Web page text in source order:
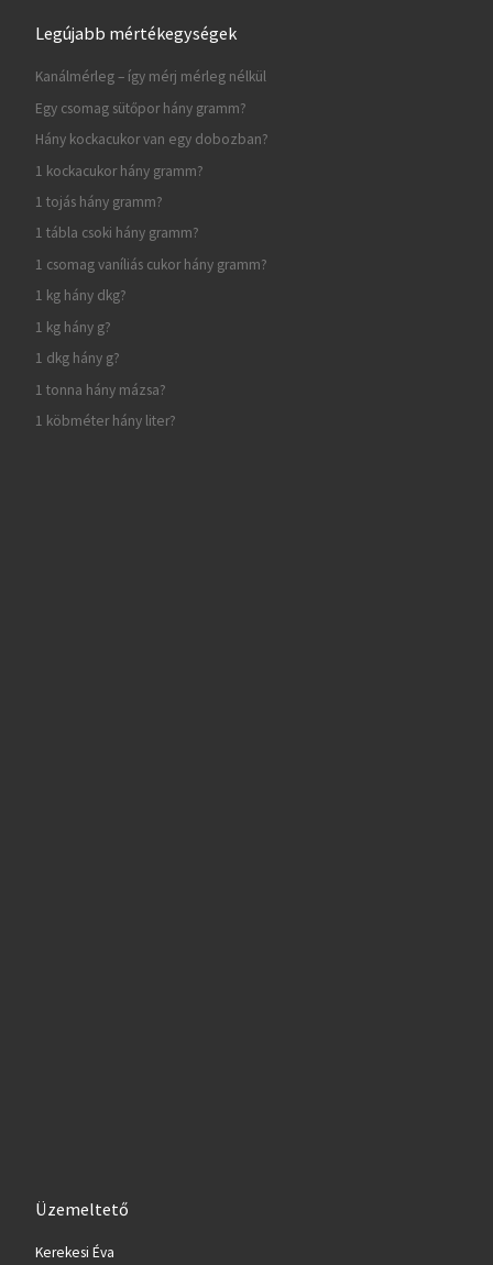
Legújabb mértékegységek
Kanálmérleg – így mérj mérleg nélkül
Egy csomag sütőpor hány gramm?
Hány kockacukor van egy dobozban?
1 kockacukor hány gramm?
1 tojás hány gramm?
1 tábla csoki hány gramm?
1 csomag vaníliás cukor hány gramm?
1 kg hány dkg?
1 kg hány g?
1 dkg hány g?
1 tonna hány mázsa?
1 köbméter hány liter?
Üzemeltető
Kerekesi Éva